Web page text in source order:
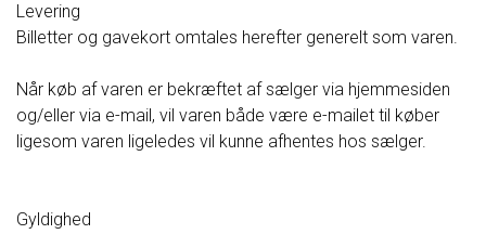
Levering
Billetter og gavekort omtales herefter generelt som varen.
Når køb af varen er bekræftet af sælger via hjemmesiden
og/eller via e-mail, vil varen både være e-mailet til køber
ligesom varen ligeledes vil kunne afhentes hos sælger.
Gyldighed